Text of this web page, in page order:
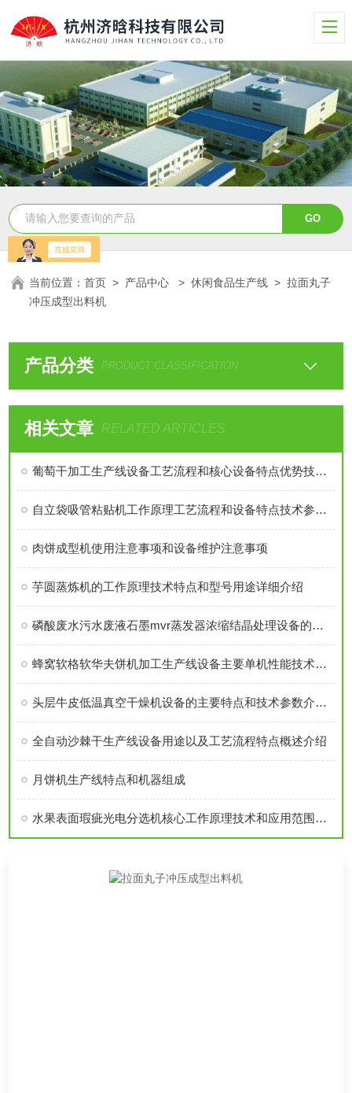
当前位置：首页 > 产品中心 >休闲食品生产线 >拉面丸子
冲压成型出料机
产品分类 PRODUCT CLASSIFICATION
相关文章 RELATED ARTICLES
葡萄干加工生产线设备工艺流程和核心设备特点优势技术参数介绍
自立袋吸管粘贴机工作原理工艺流程和设备特点技术参数介绍
肉饼成型机使用注意事项和设备维护注意事项
芋圆蒸炼机的工作原理技术特点和型号用途详细介绍
磷酸废水污水废液石墨mvr蒸发器浓缩结晶处理设备的工作原理技术特点分析
蜂窝软格软华夫饼机加工生产线设备主要单机性能技术参数特点和生产线概述
头层牛皮低温真空干燥机设备的主要特点和技术参数介绍。
全自动沙棘干生产线设备用途以及工艺流程特点概述介绍
月饼机生产线特点和机器组成
水果表面瑕疵光电分选机核心工作原理技术和应用范围分析